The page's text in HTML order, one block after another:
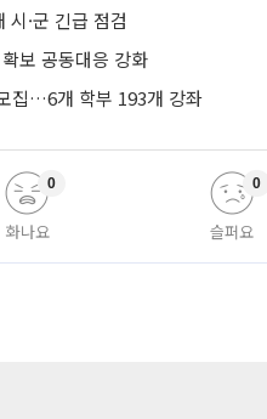
·군 긴급 점검
보 공동대응 강화
집…6개 학부 193개 강좌
화나요
0
슬퍼요
0